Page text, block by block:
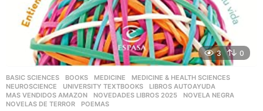
3 0
BASIC SCIENCES ,BOOKS ,MEDICINE ,MEDICINE & HEALTH SCIENCES
NEUROSCIENCE
,UNIVERSITY TEXTBOOKS LIBROS AUTOAYUDA
MAS VENDIDOS AMAZON
,NOVEDADES LIBROS 2025 ,NOVELA NEGRA
NOVELAS DE TERROR
,POEMAS